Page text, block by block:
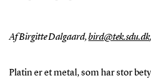
Af Birgitte Dalgaard,bird@tek.sdu.dk,
Platin er et metal, som har stor